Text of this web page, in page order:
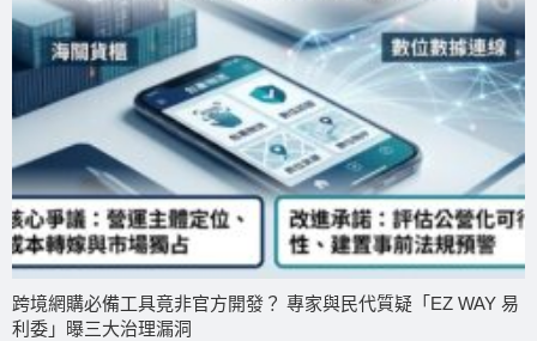
跨境網購必備工具竟非官方開發？ 專家與民代質疑「EZ WAY 易
利委」曝三大治理漏洞